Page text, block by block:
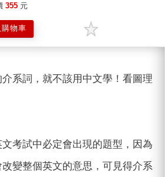
355 元
購物車
系詞，就不該用中文學！看圖理
試中必定會出現的題型，因為
變整個英文的意思，可見得介系